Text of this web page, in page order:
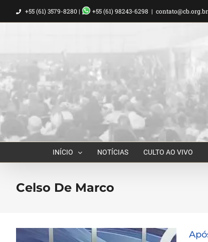
para
+55 (61) 3579-8280 | +55 (61) 98243-6298 | contato@cb.org.br
INÍCIO NOTÍCIAS CULTO AO VIVO
Celso De Marco